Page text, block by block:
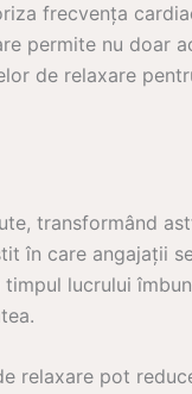
frecvența
permite nu doar
de relaxare
transformând
în care angajații
lucrului
relaxare pot